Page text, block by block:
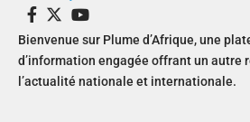
Bienvenue sur Plume d’Afrique, une
d’information engagée offrant un autre
l’actualité nationale et internationale.